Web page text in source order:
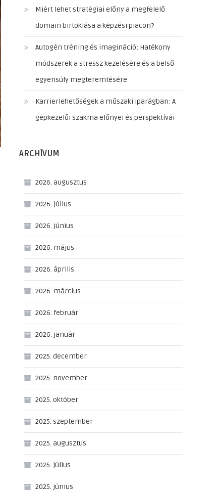
Miért lehet stratégiai előny a megfelelő
domain birtoklása a képzési piacon?
Autogén tréning és imagináció: Hatékony
módszerek a stressz kezelésére és a belső
egyensúly megteremtésére
Karrierlehetőségek a műszaki iparágban: A
gépkezelői szakma előnyei és perspektívái
ARCHÍVUM
2026. augusztus
2026. július
2026. június
2026. május
2026. április
2026. március
2026. február
2026. január
2025. december
2025. november
2025. október
2025. szeptember
2025. augusztus
2025. július
2025. június